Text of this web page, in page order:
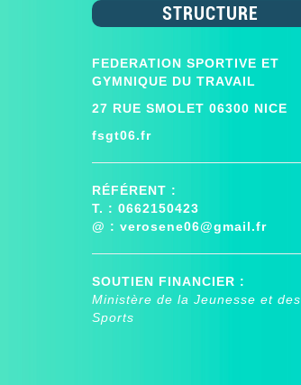
STRUCTURE
FEDERATION SPORTIVE ET
GYMNIQUE DU TRAVAIL
27 RUE SMOLET 06300 NICE
fsgt06.fr
RÉFÉRENT :
T. : 0662150423
@ : verosene06@gmail.fr
SOUTIEN FINANCIER :
Ministère de la Jeunesse et des
Sports